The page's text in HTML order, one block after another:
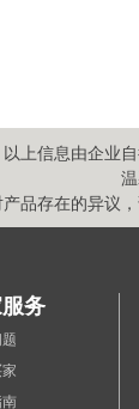
以上信息由企业
品存在的异议
务
南